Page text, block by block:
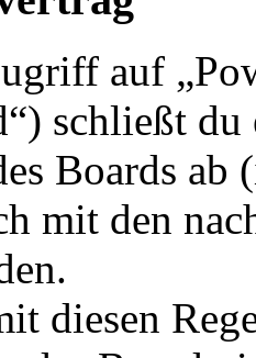
auf
schließt
Boards ab
mit den
diesen